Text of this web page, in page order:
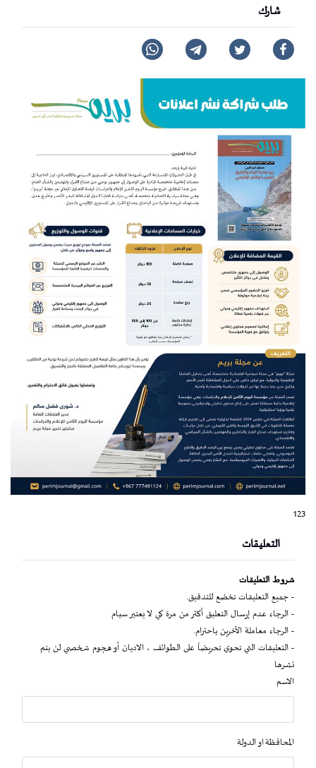
شارك
123
التعليقات
شروط التعليقات
- جميع التعليقات تخضع للتدقيق.
- الرجاء عدم إرسال التعليق أكثر من مرة كي لا يعتبر سبام
- الرجاء معاملة الآخرين باحترام.
- التعليقات التي تحوي تحريضاً على الطوائف ، الاديان أو هجوم شخصي لن يتم
نشرها
الاسم
المحافظة او الدولة